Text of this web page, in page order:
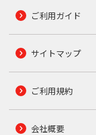
ご利用ガイド
サイトマップ
ご利用規約
会社概要